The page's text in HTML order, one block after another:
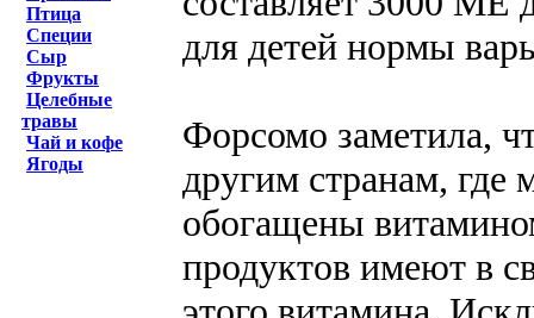
Птица
Специи
Сыр
Фрукты
Целебные
травы
Чай и кофе
Ягоды
для детей нормы
Форсомо заметила,
другим странам, где
обогащены
продуктов имеют в